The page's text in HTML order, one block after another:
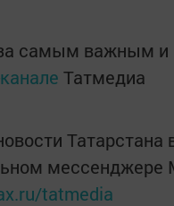
самым важным и
Татмедиа
Татарстана
мессенджере
tatmedia